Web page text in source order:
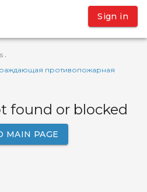
Sign in
·
противопожарная
found or blocked
MAIN PAGE